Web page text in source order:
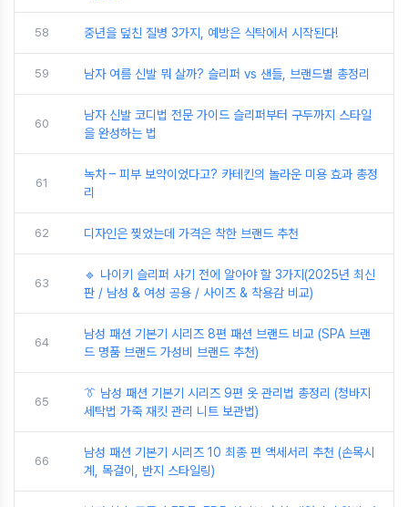
58 중년을 덮친 질병 3가지, 예방은 식탁에서 시작된다!
59 남자 여름 신발 뭐 살까? 슬리퍼 vs 샌들, 브랜드별 총정리
60
남자 신발 코디법 전문 가이드 슬리퍼부터 구두까지 스타일
을 완성하는 법
61
녹차 – 피부 보약이었다고? 카테킨의 놀라운 미용 효과 총정
리
62 디자인은 찢었는데 가격은 착한 브랜드 추천
63
🔹 나이키 슬리퍼 사기 전에 알아야 할 3가지(2025년 최신
판 / 남성 & 여성 공용 / 사이즈 & 착용감 비교)
64
남성 패션 기본기 시리즈 8편 패션 브랜드 비교 (SPA 브랜
드 명품 브랜드 가성비 브랜드 추천)
65
👔 남성 패션 기본기 시리즈 9편 옷 관리법 총정리 (청바지
세탁법 가죽 재킷 관리 니트 보관법)
66
남성 패션 기본기 시리즈 10 최종 편 액세서리 추천 (손목시
계, 목걸이, 반지 스타일링)